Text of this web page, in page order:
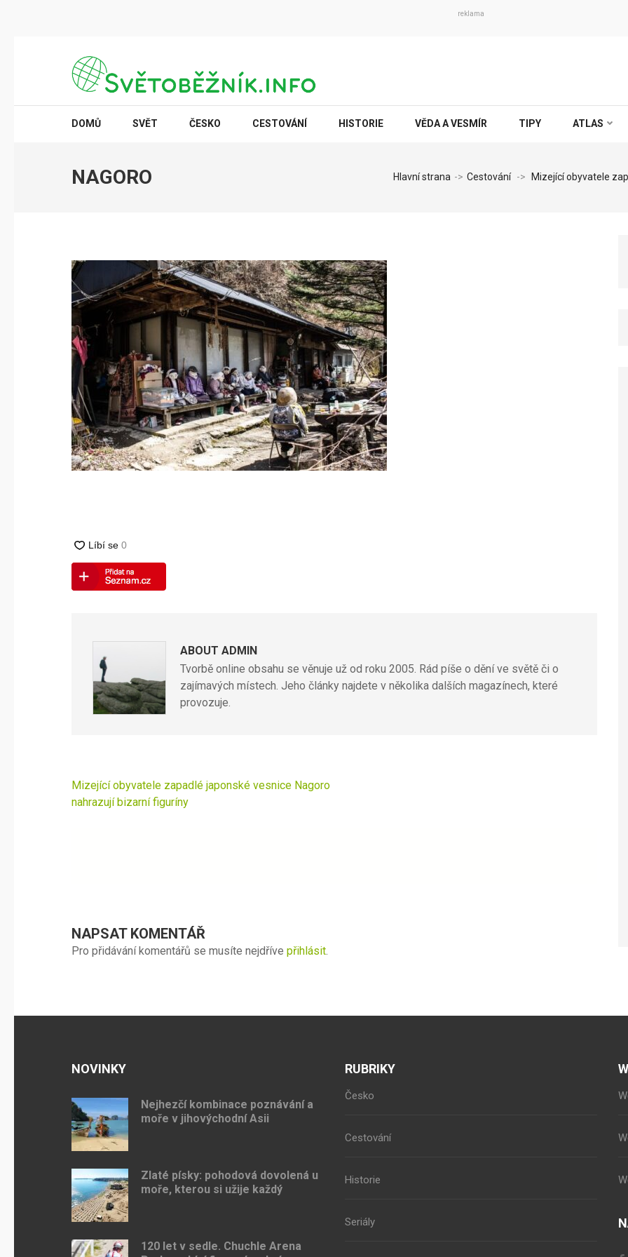
reklama
SVĚTOBĚŽNÍK.INFO
DOMŮ SVĚT ČESKO CESTOVÁNÍ HISTORIE VĚDA A VESMÍR TIPY ATLAS
NAGORO Hlavní strana -> Cestování -> Mizející obyvatele
ABOUT ADMIN
Tvorbě online obsahu se věnuje už od roku 2005. Rád píše o dění ve světě či o
zajímavých místech. Jeho články najdete v několika dalších magazínech, které
provozuje.
Navigace
pro
Mizející obyvatele zapadlé japonské vesnice Nagoro
nahrazují bizarní figuríny
NAPSAT KOMENTÁŘ
Pro přidávání komentářů se musíte nejdříve přihlásit
NOVINKY
Nejhezčí kombinace poznávání a
moře v jihovýchodní Asii
Zlaté písky: pohodová dovolená u
moře, kterou si užije každý
120 let v sedle. Chuchle Arena
RUBRIKY
Česko
Cestování
Historie
Seriály